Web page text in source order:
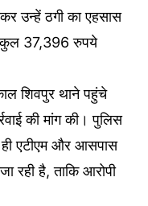
उन्हें ठगी का एहसास
कुल 37,396 रुपये
शिवपुर थाने पहुंचे
की मांग की। पुलिस
एटीएम और आसपास
रही है, ताकि आरोपी